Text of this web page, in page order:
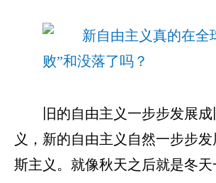
旧的自由主义一步步发展
义，新的自由主义自然一步步
斯主义。就像秋天之后就是冬